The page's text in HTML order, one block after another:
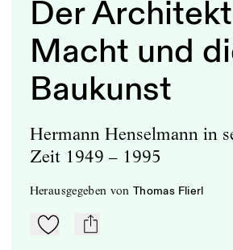
Der
Macht und
Baukunst
Hermann Henselmann in
Zeit 1949 – 1995
herausgegeben von Thomas Flierl
Zu Mein-TdZ hinzufügen
mail